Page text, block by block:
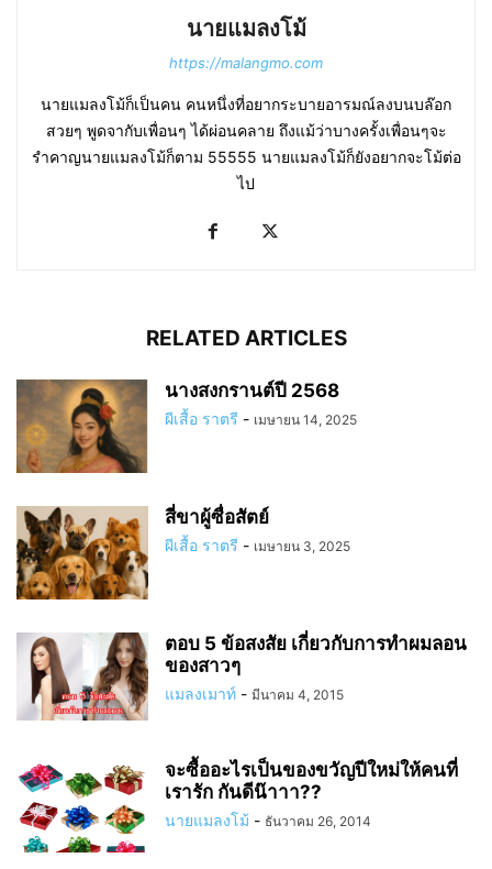
นายแมลงโม้
https://malangmo.com
นายแมลงโม้ก็เป็นคน คนหนึ่งที่อยากระบายอารมณ์ลงบนบล๊อก
สวยๆ พูดจากับเพื่อนๆ ได้ผ่อนคลาย ถึงแม้ว่าบางครั้งเพื่อนๆจะ
รำคาญนายแมลงโม้ก็ตาม 55555 นายแมลงโม้ก็ยังอยากจะโม้ต่อ
ไป
RELATED ARTICLES
นางสงกรานต์ปี 2568
ผีเสื้อ ราตรี - เมษายน 14, 2025
สี่ขาผู้ซื่อสัตย์
ผีเสื้อ ราตรี - เมษายน 3, 2025
ตอบ 5 ข้อสงสัย เกี่ยวกับการทำผมลอน
ของสาวๆ
แมลงเมาท์ - มีนาคม 4, 2015
จะซื้ออะไรเป็นของขวัญปีใหม่ให้คนที่
เรารัก กันดีน๊าาา??
นายแมลงโม้ - ธันวาคม 26, 2014